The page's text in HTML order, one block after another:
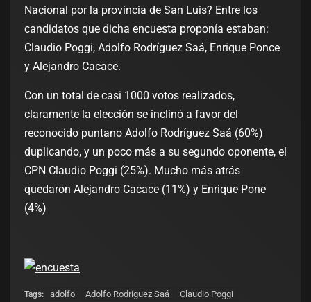
Nacional por la provincia de San Luis? Entre los
candidatos que dicha encuesta proponía estaban:
Claudio Poggi, Adolfo Rodríguez Saá, Enrique Ponce
y Alejandro Cacace.
Con un total de casi 1000 votos realizados,
claramente la elección se inclinó a favor del
reconocido puntano Adolfo Rodríguez Saá (60%)
duplicando, y un poco más a su segundo oponente, el
CPN Claudio Poggi (25%). Mucho más atrás
quedaron Alejandro Cacace (11%) y Enrique Pone
(4%)
Tags: adolfo Adolfo Rodríguez Saá
Claudio Poggi